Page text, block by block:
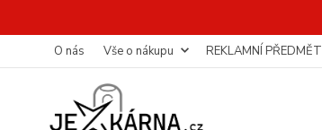
O nás Vše o nákupu REKLAMNÍ PŘEDMĚT